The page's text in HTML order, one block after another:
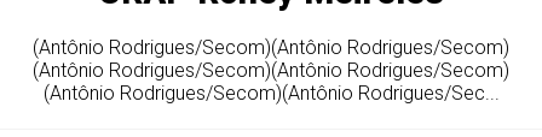
(Antônio Rodrigues/Secom)(Antônio Rodrigues/Secom)
(Antônio Rodrigues/Secom)(Antônio Rodrigues/Secom)
(Antônio Rodrigues/Secom)(Antônio Rodrigues/Sec...